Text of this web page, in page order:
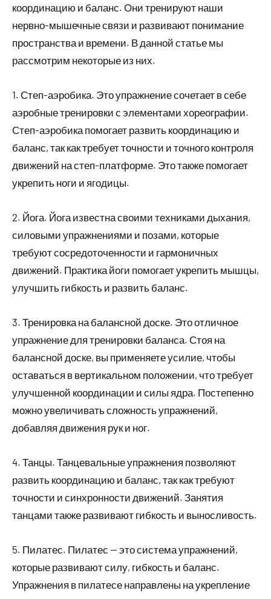
координацию и баланс. Они тренируют наши
нервно-мышечные связи и развивают понимание
пространства и времени. В данной статье мы
рассмотрим некоторые из них.
1. Степ-аэробика. Это упражнение сочетает в себе
аэробные тренировки с элементами хореографии.
Степ-аэробика помогает развить координацию и
баланс, так как требует точности и точного контроля
движений на степ-платформе. Это также помогает
укрепить ноги и ягодицы.
2. Йога. Йога известна своими техниками дыхания,
силовыми упражнениями и позами, которые
требуют сосредоточенности и гармоничных
движений. Практика йоги помогает укрепить мышцы,
улучшить гибкость и развить баланс.
3. Тренировка на балансной доске. Это отличное
упражнение для тренировки баланса. Стоя на
балансной доске, вы применяете усилие, чтобы
оставаться в вертикальном положении, что требует
улучшенной координации и силы ядра. Постепенно
можно увеличивать сложность упражнений,
добавляя движения рук и ног.
4. Танцы. Танцевальные упражнения позволяют
развить координацию и баланс, так как требуют
точности и синхронности движений. Занятия
танцами также развивают гибкость и выносливость.
5. Пилатес. Пилатес — это система упражнений,
которые развивают силу, гибкость и баланс.
Упражнения в пилатесе направлены на укрепление